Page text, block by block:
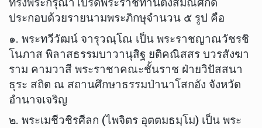
ทรงพระกรุณาโปรดพระราชทานตั้งสมณศักดิ์
ประกอบด้วยรายนามพระภิกษุจำนวน ๕ รูป คือ
๑. พระทวีวัฒน์ จารุวณฺโณ เป็น พระราชญาณวัชรชิ
โนภาส พิลาสธรรมบาวานุสิฐ ยติคณิสสร บวรสังฆา
ราม คามวาสี พระราชาคณะชั้นราช ฝ่ายวิปัสสนา
ธุระ สถิต ณ สถานศึกษาธรรมป่านาโสกอัง จังหวัด
อำนาจเจริญ
๒. พระเมชีวชิรศีลก (ไพจิตร อุตตมธมฺโม) เป็น พระ